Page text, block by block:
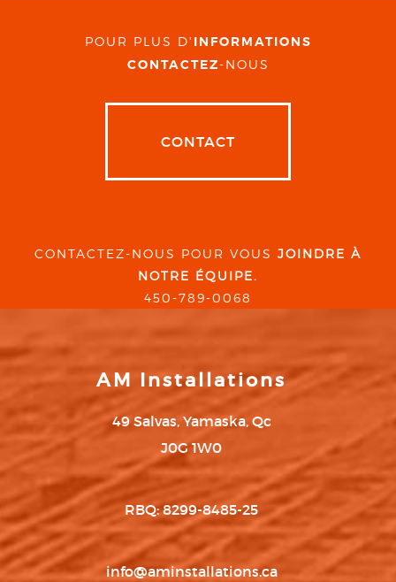
POUR PLUS D' INFORMATIONS
CONTACTEZ-NOUS
CONTACT
CONTACTEZ-NOUS POUR VOUS JOINDRE À
NOTRE ÉQUIPE.
450-789-0068
AM Installations
49 Salvas, Yamaska, Qc
J0G 1W0
RBQ: 8299-8485-25
info@aminstallations.ca